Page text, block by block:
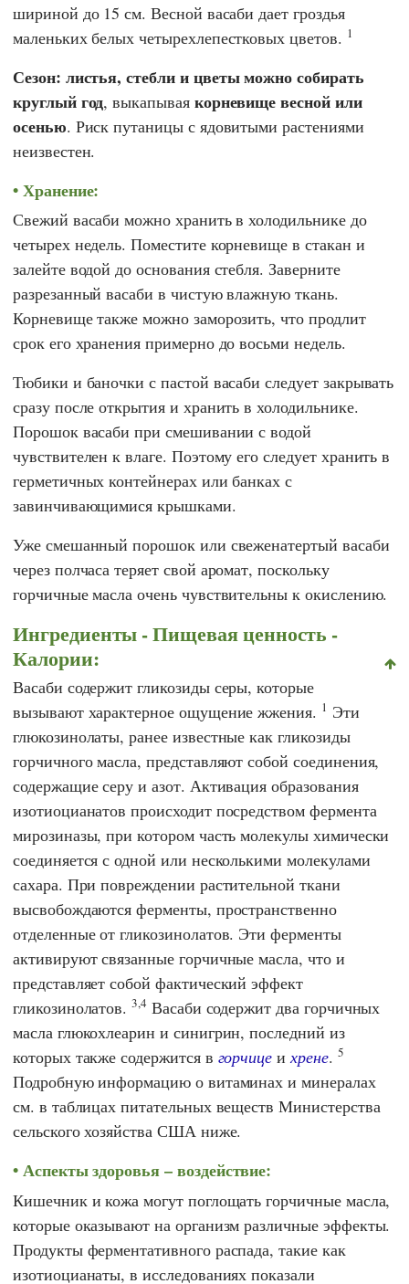
шириной до 15 см. Весной васаби дает гроздья
маленьких белых четырехлепестковых цветов. 1
Сезон: листья, стебли и цветы можно собирать
круглый год, выкапывая корневище весной или
осенью. Риск путаницы с ядовитыми растениями
неизвестен.
Хранение:
Свежий васаби можно хранить в холодильнике до
четырех недель. Поместите корневище в стакан и
залейте водой до основания стебля. Заверните
разрезанный васаби в чистую влажную ткань.
Корневище также можно заморозить, что продлит
срок его хранения примерно до восьми недель.
Тюбики и баночки с пастой васаби следует закрывать
сразу после открытия и хранить в холодильнике.
Порошок васаби при смешивании с водой
чувствителен к влаге. Поэтому его следует хранить в
герметичных контейнерах или банках с
завинчивающимися крышками.
Уже смешанный порошок или свеженатертый васаби
через полчаса теряет свой аромат, поскольку
горчичные масла очень чувствительны к окислению.
Ингредиенты - Пищевая ценность -
Калории:
Васаби содержит гликозиды серы, которые
вызывают характерное ощущение жжения. 1 Эти
глюкозинолаты, ранее известные как гликозиды
горчичного масла, представляют собой соединения,
содержащие серу и азот. Активация образования
изотиоцианатов происходит посредством фермента
мирозиназы, при котором часть молекулы химически
соединяется с одной или несколькими молекулами
сахара. При повреждении растительной ткани
высвобождаются ферменты, пространственно
отделенные от гликозинолатов. Эти ферменты
активируют связанные горчичные масла, что и
представляет собой фактический эффект
гликозинолатов.3,4 Васаби содержит два горчичных
масла глюкохлеарин и синигрин, последний из
которых также содержится в горчице ихрене. 5
Подробную информацию о витаминах и минералах
см. в таблицах питательных веществ Министерства
сельского хозяйства СШАниже.
Аспекты здоровья – воздействие:
Кишечник и кожа могут поглощать горчичные масла,
которые оказывают на организм различные эффекты.
Продукты ферментативного распада, такие как
изотиоцианаты, в исследованиях показали